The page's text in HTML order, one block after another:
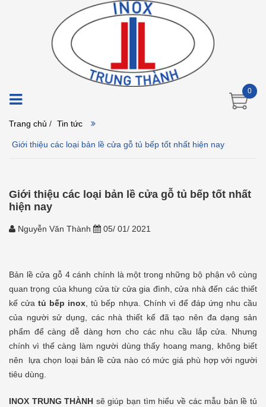
0
Trang chủ / Tin tức
Giới thiệu các loại bản lề cửa gỗ tủ bếp tốt nhất hiện nay
Giới thiệu các loại bản lề cửa gỗ tủ bếp tốt nhất
hiện nay
Nguyễn Văn Thành 05/ 01/ 2021
Bản lề cửa gỗ 4 cánh chính là một trong những bộ phận vô cùng
quan trọng của khung cửa từ cửa gia đình, cửa nhà đến các thiết
kế cửatủ bếp inox , tủ bếp nhựa. Chính vì để đáp ứng nhu cầu
của người sử dụng, các nhà thiết kế đã tạo nên đa dạng sản
phẩm để càng dễ dàng hơn cho các nhu cầu lắp cửa. Nhưng
chính vì thế càng làm người dùng thấy hoang mang, không biết
nên lựa chọn loại bản lề cửa nào có mức giá phù hợp với người
tiêu dùng.
INOX TRUNG THÀNH sẽ giúp bạn tìm hiểu về các mẫu bản lề tủ